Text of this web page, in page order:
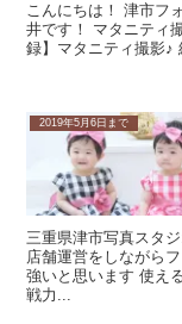
こんにちは！ 津市フ
井です！ マタニティ
録】マタニティ撮影♪
2019年5月6日まで
三重県津市写真スタ
店舗運営をしながら
強いと思います 使え
戦力...